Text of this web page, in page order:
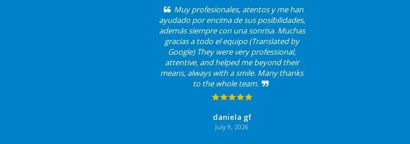
Muy profesionales, atentos y me han
ayudado por encima de sus posibilidades,
además siempre con una sonrisa. Muchas
gracias a todo el equipo (Translated by
Google) They were very professional,
attentive, and helped me beyond their
means, always with a smile. Many thanks
to the whole team.
daniela gf
July 9, 2026